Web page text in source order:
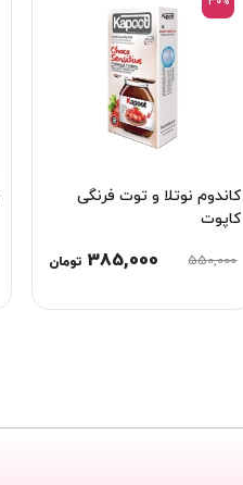
کاندوم نوتلا و توت فرنگی
کاپوت
550,000
385,000 تومان